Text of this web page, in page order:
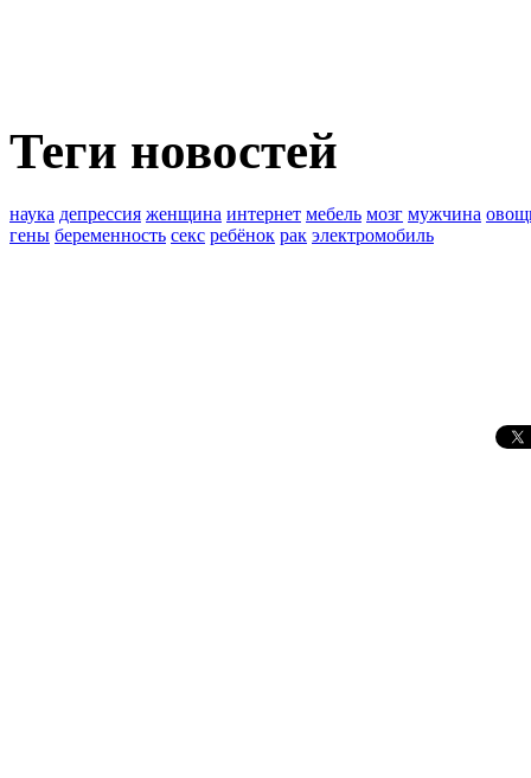
Теги новостей
наука депрессия женщина интернет мебель мозг мужчина
гены беременность секс ребёнок рак электромобиль